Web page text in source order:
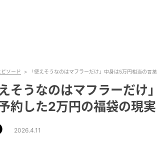
ピソード 「使えそうなのはマフラーだけ」中身は5万円相当の言
えそうなのはマフラーだ
約した2万円の福袋の現実
2026.4.11